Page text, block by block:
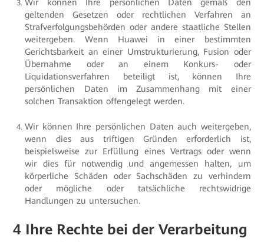
Wir können Ihre persönlichen Daten gemäß den
geltenden Gesetzen oder rechtlichen Verfahren an
Strafverfolgungsbehörden oder andere staatliche Stellen
weitergeben. Wenn Huawei in einer bestimmten
Gerichtsbarkeit an einer Umstrukturierung, Fusion oder
Übernahme oder an einem Konkurs- oder
Liquidationsverfahren beteiligt ist, können Ihre
persönlichen Daten im Zusammenhang mit einer
solchen Transaktion offengelegt werden.
Wir können Ihre persönlichen Daten auch weitergeben,
wenn dies aus triftigen Gründen erforderlich ist,
beispielsweise zur Erfüllung eines Vertrags oder wenn
wir dies für notwendig und angemessen halten, um
körperliche Schäden oder Sachschäden zu verhindern
oder mögliche oder tatsächliche rechtswidrige
Handlungen zu untersuchen.
4 Ihre Rechte bei der Verarbeitung